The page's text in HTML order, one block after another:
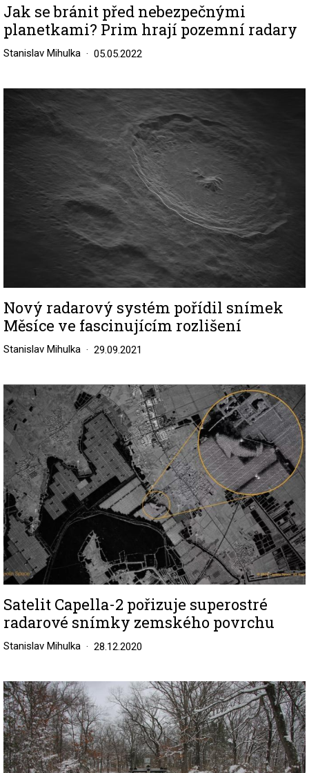
Jak se bránit před nebezpečnými
planetkami? Prim hrají pozemní radary
Stanislav Mihulka 05.05.2022
Image
Nový radarový systém pořídil snímek
Měsíce ve fascinujícím rozlišení
Stanislav Mihulka 29.09.2021
Image
Satelit Capella-2 pořizuje superostré
radarové snímky zemského povrchu
Stanislav Mihulka 28.12.2020
Image